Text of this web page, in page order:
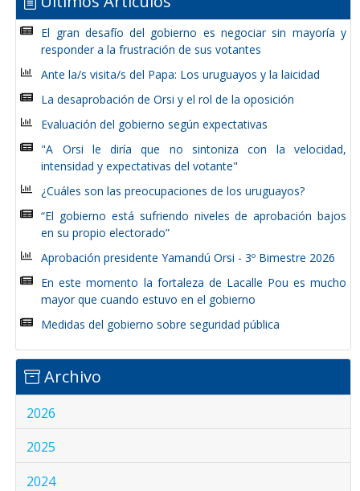
El gran desafío del gobierno es negociar sin mayoría y
responder a la frustración de sus votantes
Ante la/s visita/s del Papa: Los uruguayos y la laicidad
La desaprobación de Orsi y el rol de la oposición
Evaluación del gobierno según expectativas
"A Orsi le diría que no sintoniza con la velocidad,
intensidad y expectativas del votante"
¿Cuáles son las preocupaciones de los uruguayos?
“El gobierno está sufriendo niveles de aprobación bajos
en su propio electorado”
Aprobación presidente Yamandú Orsi - 3º Bimestre 2026
En este momento la fortaleza de Lacalle Pou es mucho
mayor que cuando estuvo en el gobierno
Medidas del gobierno sobre seguridad pública
Archivo
2026
2025
2024